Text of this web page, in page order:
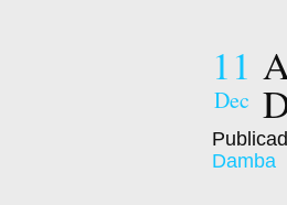
11
Dec
Damba